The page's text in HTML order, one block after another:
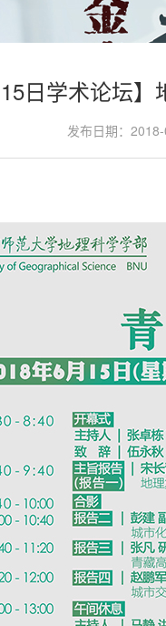
15日学术论坛
发布日期：